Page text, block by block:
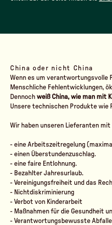
China oder nicht China
Wenn es um verantwortungsvolle
Menschliche Fehlentwicklungen,
Dennoch weiß China, wie man mit
Unsere technischen Produkte wie
Wir haben unseren Lieferanten
- eine Arbeitszeitregelung
- einen Überstundenzuschlag.
- eine faire Entlohnung.
- Bezahlter Jahresurlaub.
- Vereinigungsfreiheit und das
- Nichtdiskriminierung
- Verbot von Kinderarbeit
- Maßnahmen für die Gesundheit
- Verantwortungsbewusste